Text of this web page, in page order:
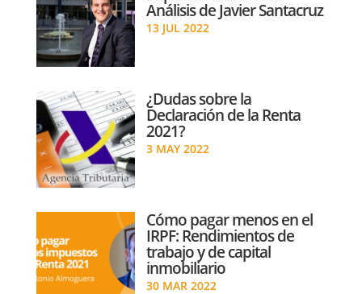
Análisis de Javier Santacruz
13 JUL 2022
¿Dudas sobre la
Declaración de la Renta
2021?
3 MAY 2022
Cómo pagar menos en el
IRPF: Rendimientos de
trabajo y de capital
inmobiliario
30 MAR 2022